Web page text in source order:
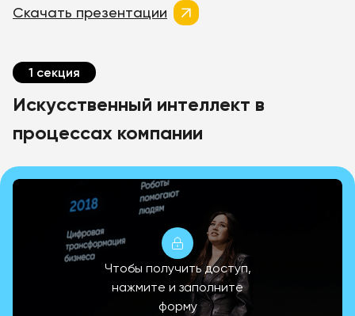
Скачать презентации
1 секция
Искусственный интеллект в
процессах компании
Чтобы получить доступ,
нажмите и заполните
форму